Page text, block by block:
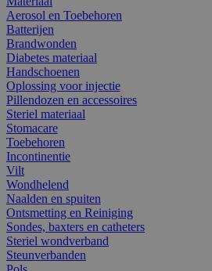
Aerosol en Toebehoren
Batterijen
Brandwonden
Diabetes materiaal
Handschoenen
Oplossing voor injectie
Pillendozen en accessoires
Steriel materiaal
Stomacare
Toebehoren
Incontinentie
Vilt
Wondhelend
Naalden en spuiten
Ontsmetting en Reiniging
Sondes, baxters en catheters
Steriel wondverband
Steunverbanden